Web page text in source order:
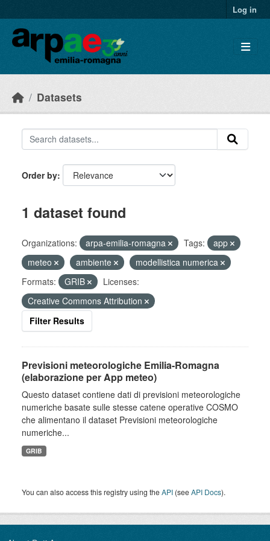
Log in
Datasets
Order by
1 dataset found
Organizations: arpa-emilia-romagna Tags:
app
meteo
ambiente
modellistica numerica
Formats:
GRIB
Licenses:
Creative Commons Attribution
Filter Results
Previsioni meteorologiche Emilia-Romagna
(elaborazione per App meteo)
Questo dataset contiene dati di previsioni meteorologiche
numeriche basate sulle stesse catene operative COSMO
che alimentano il dataset Previsioni meteorologiche
numeriche...
GRIB
You can also access this registry using theAPI (seeAPI Docs).